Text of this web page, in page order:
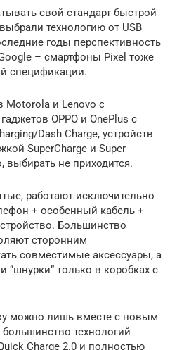
свой стандарт быстрой
технологию от USB
годы перспективность
– смартфоны Pixel тоже
спецификации.
Motorola и Lenovo с
OPPO и OnePlus с
Dash Charge, устройств
SuperCharge и Super
выбирать не приходится.
работают исключительно
+ особенный кабель +
Большинство
сторонним
совместимые аксессуары, а
“шнурки” только в коробках с
можно лишь вместе с новым
технологий
Charge 2.0 и полностью